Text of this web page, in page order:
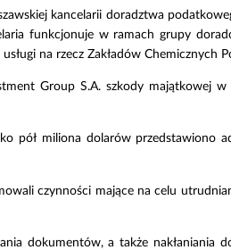
kancelarii doradztwa
funkcjonuje w ramach grupy
na rzecz Zakładów Chemicznych
Group S.A. szkody majątkowej
pół miliona dolarów przedstawiono
czynności mające na celu
dokumentów, a także nakłaniania do